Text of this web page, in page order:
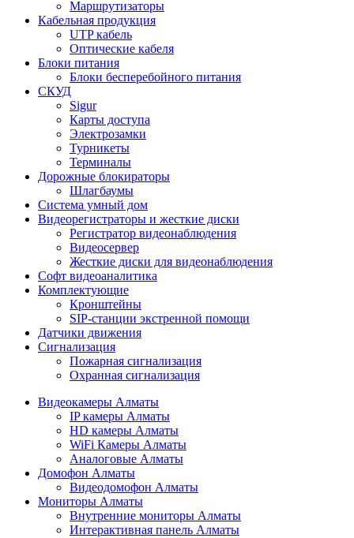
Маршрутизаторы
Кабельная продукция
UTP кабель
Оптические кабеля
Блоки питания
Блоки бесперебойного питания
СКУД
Sigur
Карты доступа
Электрозамки
Турникеты
Терминалы
Дорожные блокираторы
Шлагбаумы
Cистема умный дом
Видеорегистраторы и жесткие диски
Регистратор видеонаблюдения
Видеосервер
Жесткие диски для видеонаблюдения
Софт видеоаналитика
Комплектующие
Кронштейны
SIP-станции экстренной помощи
Датчики движения
Сигнализация
Пожарная сигнализация
Охранная сигнализация
Видеокамеры Алматы
IP камеры Алматы
HD камеры Алматы
WiFi Камеры Алматы
Аналоговые Алматы
Домофон Алматы
Видеодомофон Алматы
Мониторы Алматы
Внутренние мониторы Алматы
Интерактивная панель Алматы